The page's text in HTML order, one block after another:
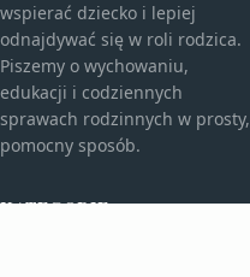
wspierać dziecko i lepiej
odnajdywać się w roli rodzica.
Piszemy o wychowaniu,
edukacji i codziennych
sprawach rodzinnych w prosty,
pomocny sposób.
KATEGORIE